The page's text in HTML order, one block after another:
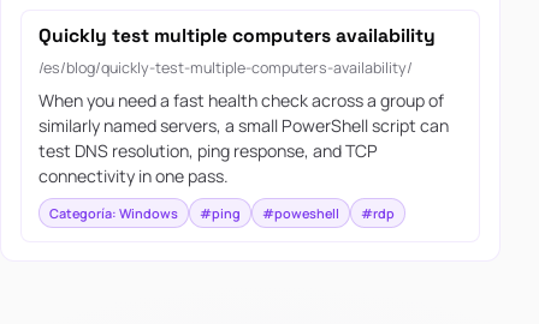
Quickly test multiple computers availability
/es/blog/quickly-test-multiple-computers-availability/
When you need a fast health check across a group of
similarly named servers, a small PowerShell script can
test DNS resolution, ping response, and TCP
connectivity in one pass.
Categoría: Windows #ping #poweshell #rdp